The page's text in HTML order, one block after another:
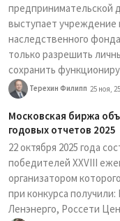
предпринимательской
выступает
наследственного
только разрешить
сохранить
Терехин Филипп 25 ноя, 25
Московская биржа
годовых отчетов 2025
22 октября 2025 года
победителей XXVIII
организатором
при конкурса
Ленэнерго, Россети